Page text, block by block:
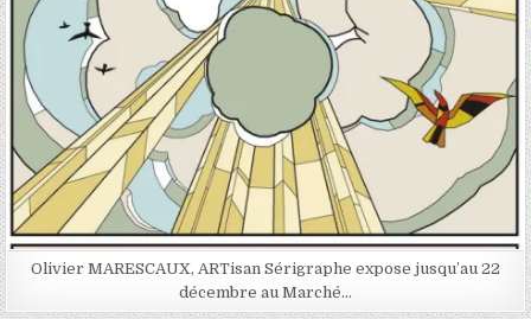
Olivier MARESCAUX, ARTisan Sérigraphe expose jusqu’au 22
décembre au Marché…